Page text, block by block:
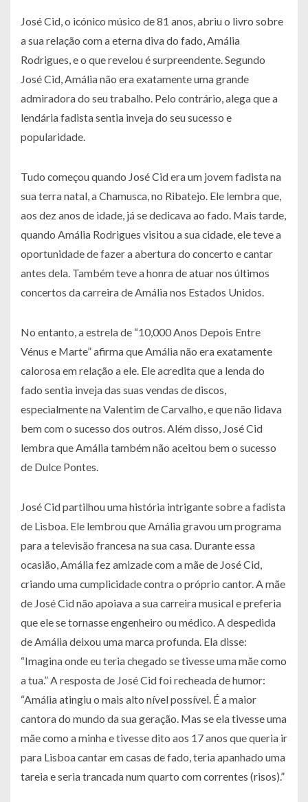
José Cid, o icónico músico de 81 anos, abriu o livro sobre
a sua relação com a eterna diva do fado, Amália
Rodrigues, e o que revelou é surpreendente. Segundo
José Cid, Amália não era exatamente uma grande
admiradora do seu trabalho. Pelo contrário, alega que a
lendária fadista sentia inveja do seu sucesso e
popularidade.
Tudo começou quando José Cid era um jovem fadista na
sua terra natal, a Chamusca, no Ribatejo. Ele lembra que,
aos dez anos de idade, já se dedicava ao fado. Mais tarde,
quando Amália Rodrigues visitou a sua cidade, ele teve a
oportunidade de fazer a abertura do concerto e cantar
antes dela. Também teve a honra de atuar nos últimos
concertos da carreira de Amália nos Estados Unidos.
No entanto, a estrela de “10,000 Anos Depois Entre
Vénus e Marte” afirma que Amália não era exatamente
calorosa em relação a ele. Ele acredita que a lenda do
fado sentia inveja das suas vendas de discos,
especialmente na Valentim de Carvalho, e que não lidava
bem com o sucesso dos outros. Além disso, José Cid
lembra que Amália também não aceitou bem o sucesso
de Dulce Pontes.
José Cid partilhou uma história intrigante sobre a fadista
de Lisboa. Ele lembrou que Amália gravou um programa
para a televisão francesa na sua casa. Durante essa
ocasião, Amália fez amizade com a mãe de José Cid,
criando uma cumplicidade contra o próprio cantor. A mãe
de José Cid não apoiava a sua carreira musical e preferia
que ele se tornasse engenheiro ou médico. A despedida
de Amália deixou uma marca profunda. Ela disse:
“Imagina onde eu teria chegado se tivesse uma mãe como
a tua.” A resposta de José Cid foi recheada de humor:
“Amália atingiu o mais alto nível possível. É a maior
cantora do mundo da sua geração. Mas se ela tivesse uma
mãe como a minha e tivesse dito aos 17 anos que queria ir
para Lisboa cantar em casas de fado, teria apanhado uma
tareia e seria trancada num quarto com correntes (risos).”